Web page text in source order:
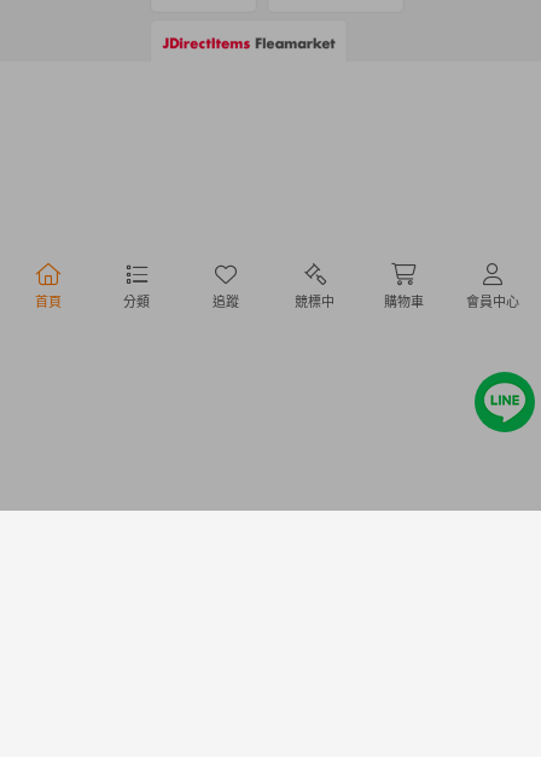
首頁 分類 追蹤 競標中 購物車 會員中心
行動購物